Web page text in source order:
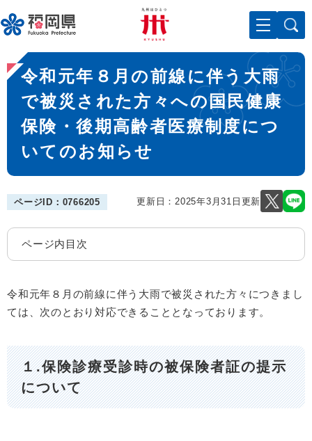
ー
ジ
先
頭
メニューを飛ばして本文へ
本
文
令和元年８月の前線に伴う大雨
で被災された方々への国民健康
保険・後期高齢者医療制度につ
いてのお知らせ
ページID：0766205 更新日：2025年3月31日更新
ページ内目次
令和元年８月の前線に伴う大雨で被災された方々につきまし
ては、次のとおり対応できることとなっております。
１.保険診療受診時の被保険者証の提示
について